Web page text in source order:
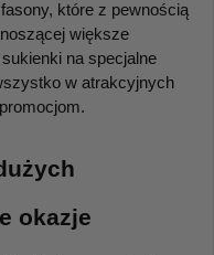
które z pewnością
większe
na specjalne
w atrakcyjnych
okazje